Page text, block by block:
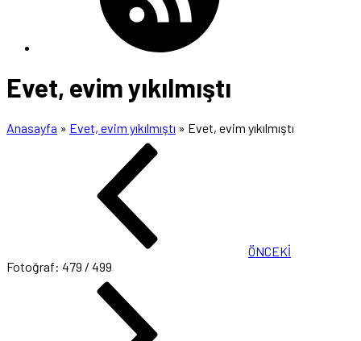
Evet, evim yıkılmıştı
Anasayfa » Evet, evim yıkılmıştı » Evet, evim yıkılmıştı
ÖNCEKİ
Fotoğraf: 479 / 499